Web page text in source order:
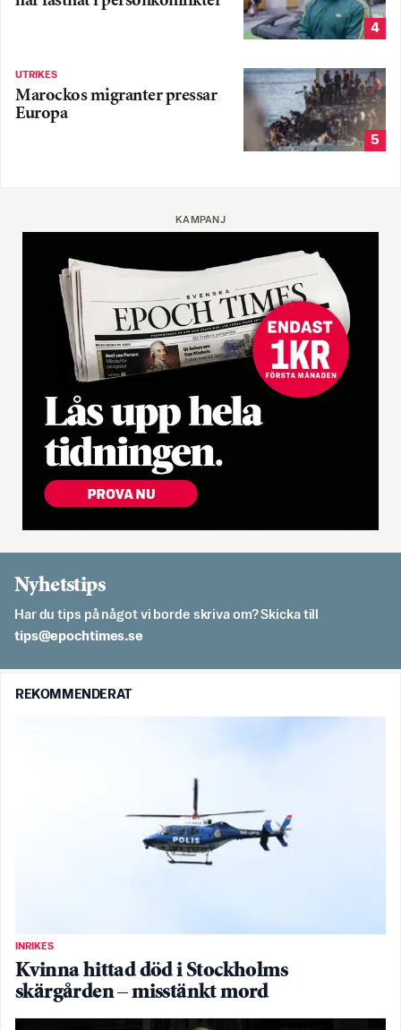
4
UTRIKES
Marockos migranter pressar
Europa
5
KAMPANJ
Nyhetstips
Har du tips på något vi borde skriva om? Skicka till
es.semithcope@spit
REKOMMENDERAT
INRIKES
Kvinna hittad död i Stockholms
skärgården – misstänkt mord